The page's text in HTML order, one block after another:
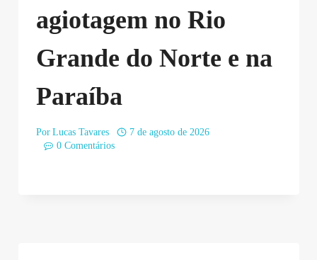
agiotagem no Rio
Grande do Norte e na
Paraíba
Por Lucas Tavares
7 de agosto de 2026
0 Comentários